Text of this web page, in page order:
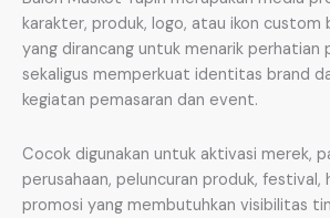
karakter, produk, logo, atau ikon custom
yang dirancang untuk menarik perhatian
sekaligus memperkuat identitas brand
kegiatan pemasaran dan event.
Cocok digunakan untuk aktivasi merek,
perusahaan, peluncuran produk, festival,
promosi yang membutuhkan visibilitas